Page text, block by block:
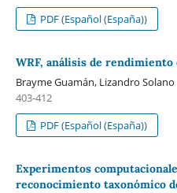
PDF (Español (España))
WRF, análisis de rendimiento
Brayme Guamán, Lizandro Solano
403-412
PDF (Español (España))
Experimentos
reconocimiento taxonómico